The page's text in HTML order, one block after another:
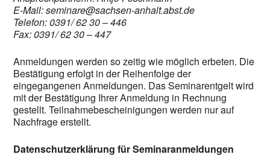
E-Mail: seminare@sachsen-anhalt.abst.de
Telefon: 0391/ 62 30 – 446
Fax: 0391/ 62 30 – 447
Anmeldungen werden so zeitig wie möglich erbeten. Die
Bestätigung erfolgt in der Reihenfolge der
eingegangenen Anmeldungen. Das Seminarentgelt wird
mit der Bestätigung Ihrer Anmeldung in Rechnung
gestellt. Teilnahmebescheinigungen werden nur auf
Nachfrage erstellt.
Datenschutzerklärung für Seminaranmeldungen